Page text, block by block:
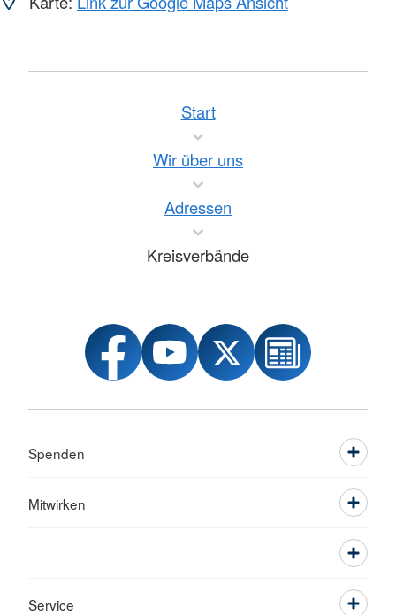
Start
Wir über uns
Adressen
Kreisverbände
Spenden
Mitwirken
Service